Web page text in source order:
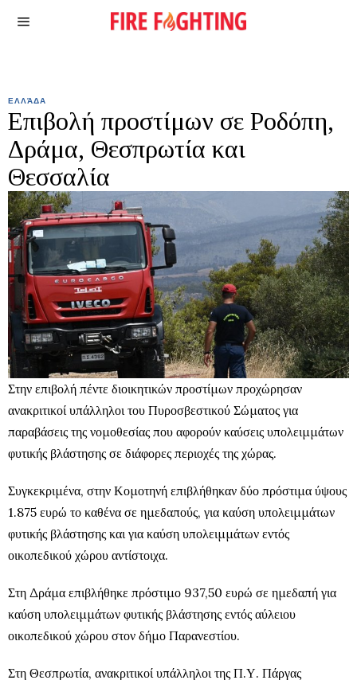
ΕΛΛΆΔΑ
Επιβολή προστίμων σε Ροδόπη,
Δράμα, Θεσπρωτία και
Θεσσαλία
Στην επιβολή πέντε διοικητικών προστίμων προχώρησαν
ανακριτικοί υπάλληλοι του Πυροσβεστικού Σώματος για
παραβάσεις της νομοθεσίας που αφορούν καύσεις υπολειμμάτων
φυτικής βλάστησης σε διάφορες περιοχές της χώρας.
Συγκεκριμένα, στην Κομοτηνή επιβλήθηκαν δύο πρόστιμα ύψους
1.875 ευρώ το καθένα σε ημεδαπούς, για καύση υπολειμμάτων
φυτικής βλάστησης και για καύση υπολειμμάτων εντός
οικοπεδικού χώρου αντίστοιχα.
Στη Δράμα επιβλήθηκε πρόστιμο 937,50 ευρώ σε ημεδαπή για
καύση υπολειμμάτων φυτικής βλάστησης εντός αύλειου
οικοπεδικού χώρου στον δήμο Παρανεστίου.
Στη Θεσπρωτία, ανακριτικοί υπάλληλοι της Π.Υ. Πάργας